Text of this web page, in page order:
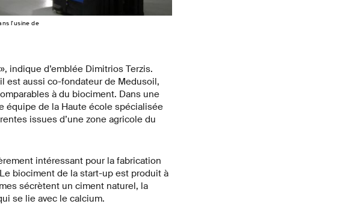
l'usine de
indique d’emblée Dimitrios Terzis.
est aussi co-fondateur de Medusoil,
à du biociment. Dans une
équipe de la Haute école spécialisée
issues d’une zone agricole du
intéressant pour la fabrication
biociment de la start-up est produit à
sécrètent un ciment naturel, la
se lie avec le calcium.